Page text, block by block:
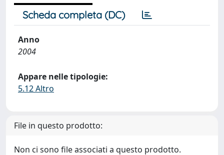
Scheda completa (DC)
Anno
2004
Appare nelle tipologie:
5.12 Altro
File in questo prodotto:
Non ci sono file associati a questo prodotto.